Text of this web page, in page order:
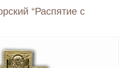
“Распятие с